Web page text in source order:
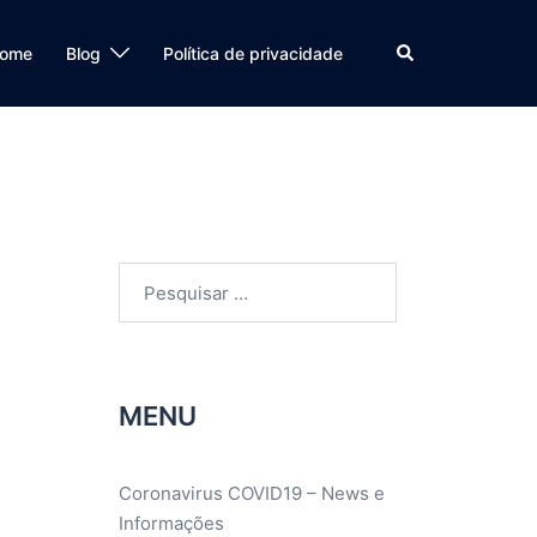
Blog Política de privacidade Search
por:
MENU
Coronavirus COVID19 – News e
Informações